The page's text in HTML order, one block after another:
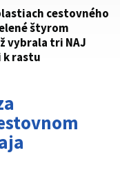
cestovného
štyrom
vybrala tri NAJ
k rastu